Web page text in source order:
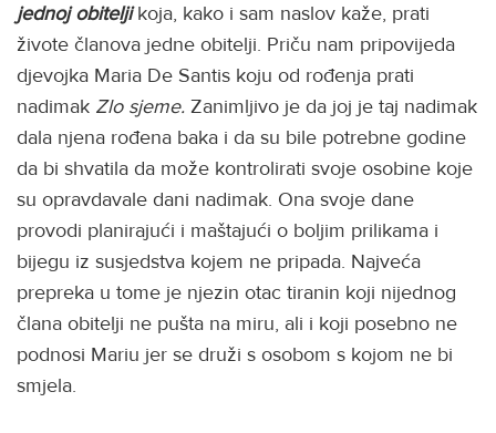
jednoj obiteljikoja, kako i sam naslov kaže, prati
živote članova jedne obitelji. Priču nam pripovijeda
djevojka Maria De Santis koju od rođenja prati
nadimak Zlo sjeme. Zanimljivo je da joj je taj nadimak
dala njena rođena baka i da su bile potrebne godine
da bi shvatila da može kontrolirati svoje osobine koje
su opravdavale dani nadimak. Ona svoje dane
provodi planirajući i maštajući o boljim prilikama i
bijegu iz susjedstva kojem ne pripada. Najveća
prepreka u tome je njezin otac tiranin koji nijednog
člana obitelji ne pušta na miru, ali i koji posebno ne
podnosi Mariu jer se druži s osobom s kojom ne bi
smjela.